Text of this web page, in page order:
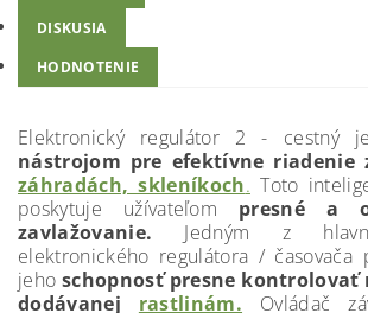
DISKUSIA
HODNOTENIE
Elektronický regulátor 2 - cestný
nástrojom pre efektívne riadenie
záhradách, skleníkoch. Toto
poskytuje užívateľom presné a
zavlažovanie. Jedným z
elektronického regulátora /
jeho schopnosť presne kontrolovať
dodávanej rastlinám.
Ovládač